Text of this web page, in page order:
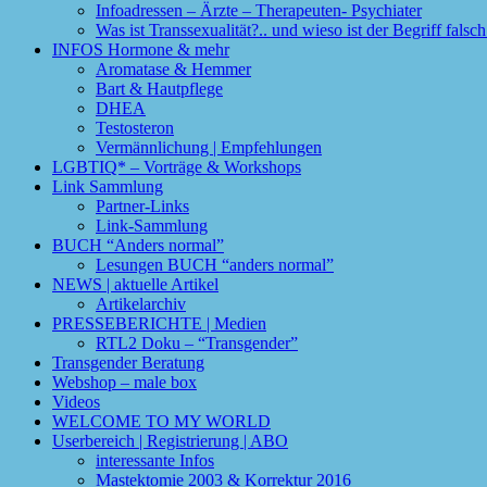
Infoadressen – Ärzte – Therapeuten- Psychiater
Was ist Transsexualität?.. und wieso ist der Begriff
INFOS Hormone & mehr
Aromatase & Hemmer
Bart & Hautpflege
DHEA
Testosteron
Vermännlichung | Empfehlungen
LGBTIQ* – Vorträge & Workshops
Link Sammlung
Partner-Links
Link-Sammlung
BUCH “Anders normal”
Lesungen BUCH “anders normal”
NEWS | aktuelle Artikel
Artikelarchiv
PRESSEBERICHTE | Medien
RTL2 Doku – “Transgender”
Transgender Beratung
Webshop – male box
Videos
WELCOME TO MY WORLD
Userbereich | Registrierung | ABO
interessante Infos
Mastektomie 2003 & Korrektur 2016